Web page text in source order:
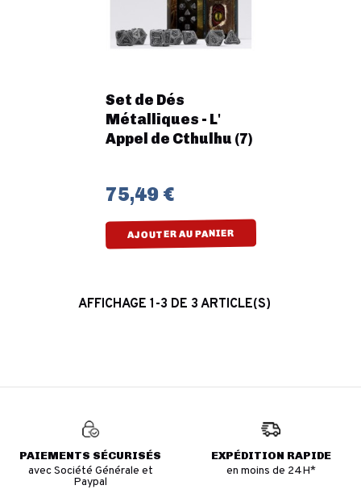
Set de Dés
Métalliques - L'
Appel de Cthulhu (7)
75,49 €
AJOUTER AU PANIER
AFFICHAGE 1-3 DE 3 ARTICLE(S)
PAIEMENTS SÉCURISÉS
avec Société Générale et
Paypal
EXPÉDITION RAPIDE
en moins de 24H*